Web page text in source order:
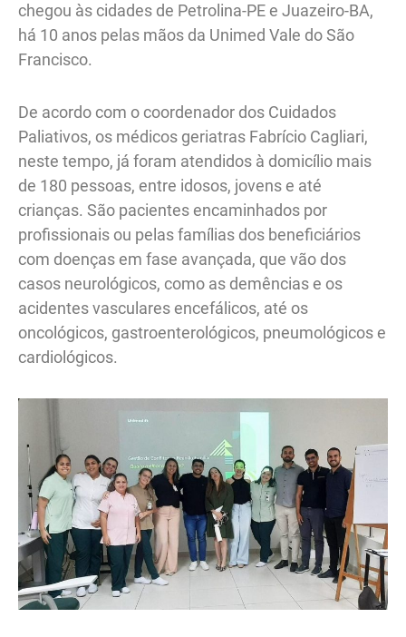
chegou às cidades de Petrolina-PE e Juazeiro-BA,
há 10 anos pelas mãos da Unimed Vale do São
Francisco.
De acordo com o coordenador dos Cuidados
Paliativos, os médicos geriatras Fabrício Cagliari,
neste tempo, já foram atendidos à domicílio mais
de 180 pessoas, entre idosos, jovens e até
crianças. São pacientes encaminhados por
profissionais ou pelas famílias dos beneficiários
com doenças em fase avançada, que vão dos
casos neurológicos, como as demências e os
acidentes vasculares encefálicos, até os
oncológicos, gastroenterológicos, pneumológicos e
cardiológicos.